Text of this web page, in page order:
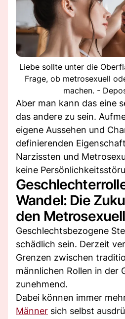
Liebe sollte unter die
Frage, ob metrosexuell
machen. -
Aber man kann das eine
das andere zu sein.
eigene Aussehen und
definierenden
Narzissten und
keine
Wandel: Die
den
Geschlechtsbezogene
schädlich sein. Derzeit
Grenzen zwischen
männlichen Rollen in der
zunehmend.
Dabei können immer
Männer sich selbst